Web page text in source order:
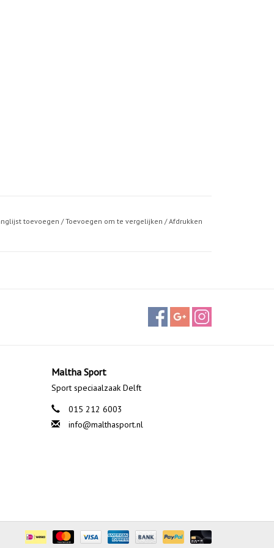
toevoegen /Toevoegen om te vergelijken /Afdrukken
Maltha Sport
Sport speciaalzaak Delft
015 212 6003
info@malthasport.nl